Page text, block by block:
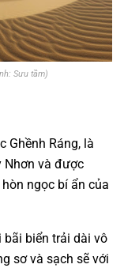
Sưu tầm)
Ghềnh Ráng, là
Nhơn và được
ngọc bí ẩn của
bãi biển trải dài vô
sơ và sạch sẽ với